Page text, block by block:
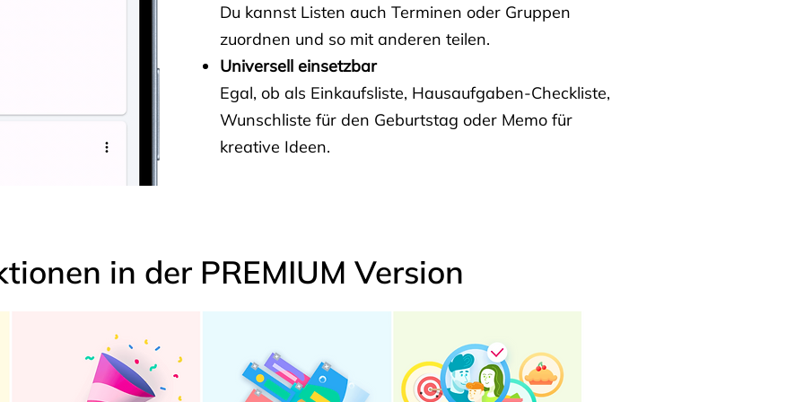
Du kannst Listen auch Terminen oder Gruppen
zuordnen und so mit anderen teilen.
Universell einsetzbar
Egal, ob als Einkaufsliste, Hausaufgaben-Checkliste,
Wunschliste für den Geburtstag oder Memo für
kreative Ideen.
in der PREMIUM Version